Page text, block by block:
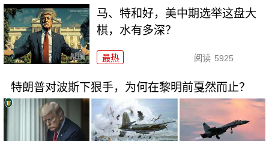
马、特和好，美中期选举这盘大
棋，水有多深？
最热 阅读 5925
特朗普对波斯下狠手，为何在黎明前戛然而止？